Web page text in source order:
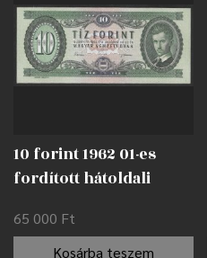
10 forint 1962 01-es
fordított hátoldali
65 000 Ft
Kosárba teszem